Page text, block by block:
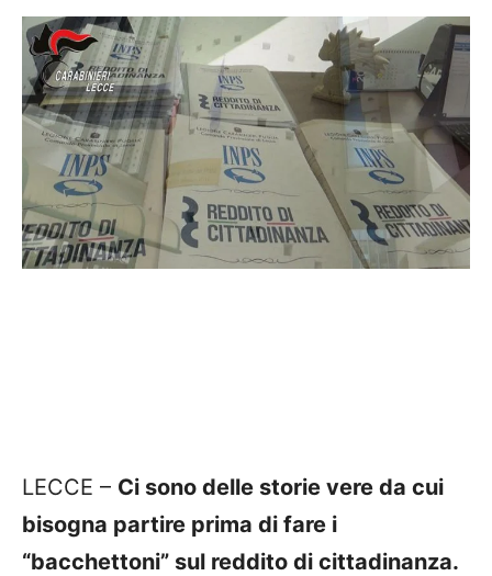
LECCE – Ci sono delle storie vere da cui
bisogna partire prima di fare i
“bacchettoni” sul reddito di cittadinanza.